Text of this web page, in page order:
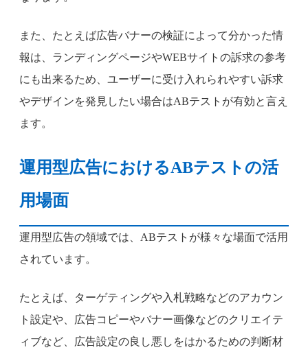
また、たとえば広告バナーの検証によって分かった情
報は、ランディングページやWEBサイトの訴求の参考
にも出来るため、ユーザーに受け入れられやすい訴求
やデザインを発見したい場合はABテストが有効と言え
ます。
運用型広告におけるABテストの活
用場面
運用型広告の領域では、ABテストが様々な場面で活用
されています。
たとえば、ターゲティングや入札戦略などのアカウン
ト設定や、広告コピーやバナー画像などのクリエイテ
ィブなど、広告設定の良し悪しをはかるための判断材